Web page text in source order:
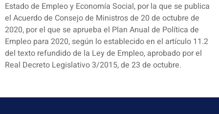
Estado de Empleo y Economía Social, por la que se publica
el Acuerdo de Consejo de Ministros de 20 de octubre de
2020, por el que se aprueba el Plan Anual de Política de
Empleo para 2020, según lo establecido en el artículo 11.2
del texto refundido de la Ley de Empleo, aprobado por el
Real Decreto Legislativo 3/2015, de 23 de octubre.